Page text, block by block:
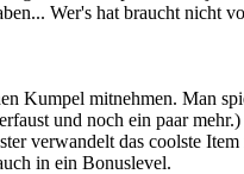
Wer's hat braucht nicht
Kumpel mitnehmen. Man
und noch ein paar
verwandelt das coolste
in ein Bonuslevel.